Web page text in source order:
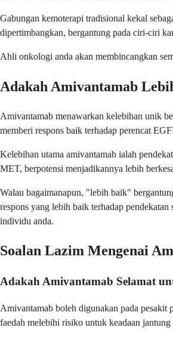
Gabungan kemoterapi tradisional kekal
dipertimbangkan, bergantung pada ciri-ciri
Ahli onkologi anda akan membincangkan
Adakah Amivantamab
Amivantamab menawarkan kelebihan unik
memberi respons baik terhadap perencat
Kelebihan utama amivantamab ialah
MET, berpotensi menjadikannya lebih
Walau bagaimanapun, "lebih baik"
respons yang lebih baik terhadap
individu anda.
Soalan Lazim Mengenai
Adakah Amivantamab Selamat
Amivantamab boleh digunakan pada pesakit
faedah melebihi risiko untuk keadaan jantung